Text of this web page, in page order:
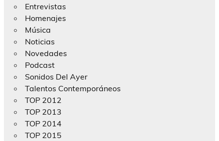
Entrevistas
Homenajes
Música
Noticias
Novedades
Podcast
Sonidos Del Ayer
Talentos Contemporáneos
TOP 2012
TOP 2013
TOP 2014
TOP 2015